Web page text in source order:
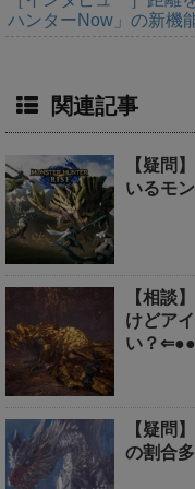
ハンターNow」の新機
関連記事
【疑問
いるモ
【相談
けどア
い？
【疑問
の割合